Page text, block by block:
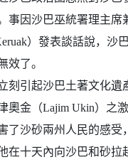
事因沙巴巫統署理主席
）發表談話說，沙
效了。
刻引起沙巴土著文化遺
奧金（Lajim Ukin）之
了沙砂兩州人民的感受
在十天內向沙巴和砂拉